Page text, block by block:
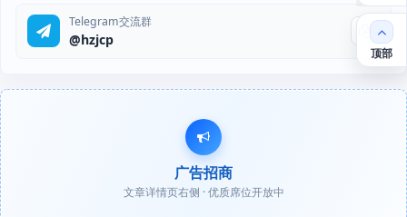
Telegram交流群
@hzjcp
广告招商
文章详情页右侧 · 优质席位开放中
顶部